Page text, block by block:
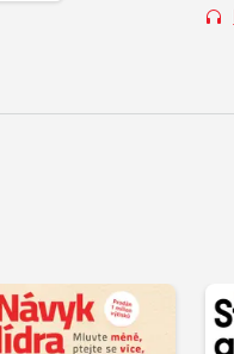
Přehrát
ukázku